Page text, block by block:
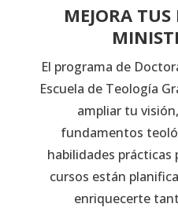
MEJORA
El programa de
Escuela de Teología
ampliar tu
fundamentos
habilidades prácticas
cursos están
enriquecerte